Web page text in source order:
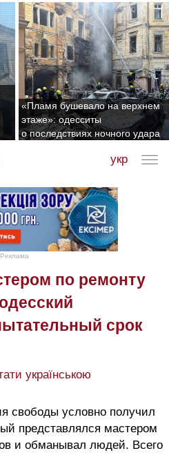
«Пламя бушевало на верхнем
этаже»: одесситы
о последствиях ночного удара
укр
Реклама
по ремонту
срок
українською
свободы условно получил
представлялся мастером
и обманывал людей. Всего